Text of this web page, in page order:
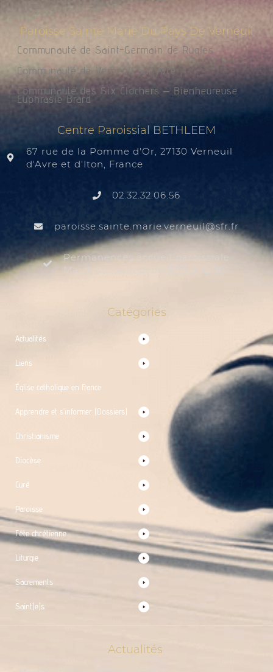
Paroisse Sainte Marie Du Pays De Verneuil
Communauté de Saint-Germain de Rugles
Communauté de Verneuil sur Avre
Communauté des Six Clochers – Bienheureuse
Euphrasie Brard
Centre Paroissial BETHLEEM
67 rue de la Pomme d'Or, 27130 Verneuil
d'Avre et d'Iton, France
02.32.32.06.56
rf.rfs
@liuenrev.eiram.etnias.essiorap
Permanences accueil paroissiale
Mardi au samedi de 9:30 à 12:00
Catégories
Actualités
Liens
Église catholique en France
Apprendre et s’informer (Dossiers)
Christianisme
Diocèse
Curé
Paroisse
Fête chrétienne
Liturgie
Sacrements
Saint(e)s
Actualités